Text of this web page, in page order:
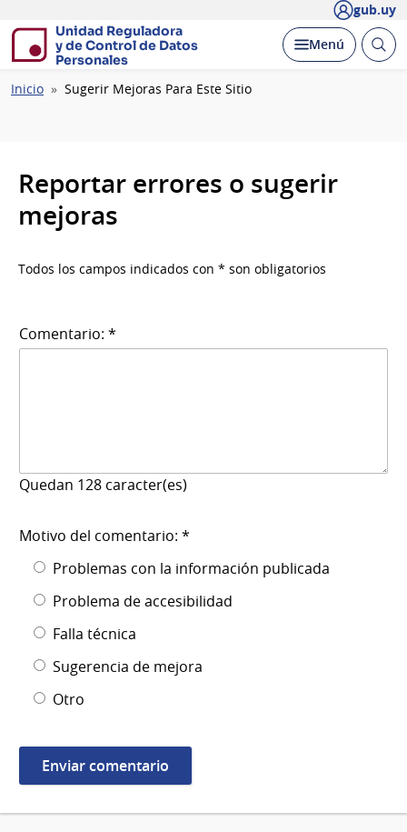
gub.uy
Unidad Reguladora
y de Control de Datos
Personales
Desplegar
Menú Abrir
Ruta
Inicio Sugerir Mejoras Para Este Sitio
Reportar errores o sugerir
mejoras
Todos los campos indicados con * son obligatorios
Comentario: *
Quedan 128 caracter(es)
Motivo del comentario: *
Problemas con la información publicada
Problema de accesibilidad
Falla técnica
Sugerencia de mejora
Otro